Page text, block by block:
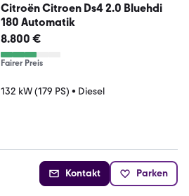
Citroën Citroen Ds4 2.0 Bluehdi
180 Automatik
8.800 €
Fairer Preis
132 kW (179 PS) • Diesel
Kontakt Parken